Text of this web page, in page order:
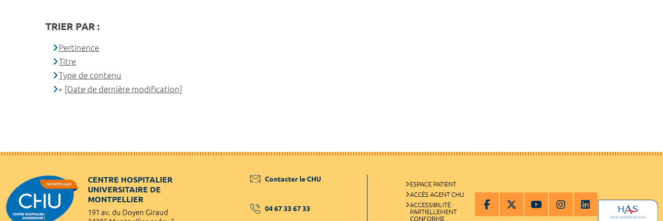
TRIER PAR :
Pertinence
Titre
Type de contenu
[Date de dernière modification]
CENTRE HOSPITALIER
UNIVERSITAIRE DE
MONTPELLIER
191 av. du Doyen Giraud
Contacter le CHU
04 67 33 67 33
ESPACE PATIENT
ACCÈS AGENT CHU
ACCESSIBILITÉ :
PARTIELLEMENT
CONFORME